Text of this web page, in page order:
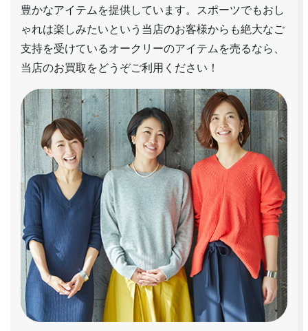
豊かなアイテムを提供しています。スポーツでもおし
ゃれは楽しみたいという当店のお客様からも絶大なご
支持を受けているオークリーのアイテムを売るなら、
当店のお買取をどうぞご利用ください！